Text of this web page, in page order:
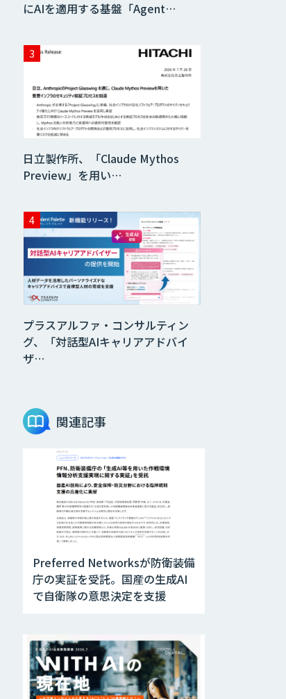
にAIを適用する基盤「Agent…
日立製作所、「Claude Mythos
Preview」を用い…
プラスアルファ・コンサルティン
グ、「対話型AIキャリアアドバイ
ザ…
関連記事
Preferred Networksが防衛装備
庁の実証を受託。国産の生成AI
で自衛隊の意思決定を支援